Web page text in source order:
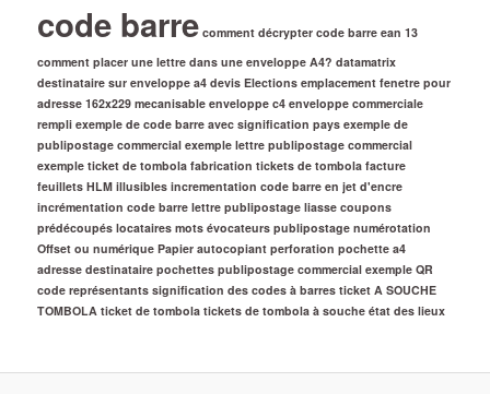
code barre comment décrypter code barre ean 13
comment placer une lettre dans une enveloppe A4? datamatrix
destinataire sur enveloppe a4 devis Elections emplacement fenetre pour
adresse 162x229 mecanisable enveloppe c4 enveloppe commerciale
rempli exemple de code barre avec signification pays exemple de
publipostage commercial exemple lettre publipostage commercial
exemple ticket de tombola fabrication tickets de tombola facture
feuillets HLM illusibles incrementation code barre en jet d'encre
incrémentation code barre lettre publipostage liasse coupons
prédécoupés locataires mots évocateurs publipostage numérotation
Offset ou numérique Papier autocopiant perforation pochette a4
adresse destinataire pochettes publipostage commercial exemple QR
code représentants signification des codes à barres ticket A SOUCHE
TOMBOLA ticket de tombola tickets de tombola à souche état des lieux